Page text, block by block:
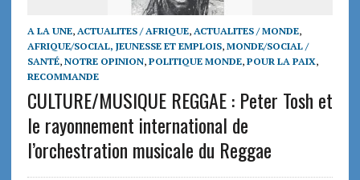
A LA UNE, ACTUALITES / AFRIQUE, ACTUALITES / MONDE,
AFRIQUE/SOCIAL, JEUNESSE ET EMPLOIS, MONDE/SOCIAL /
SANTÉ, NOTRE OPINION, POLITIQUE MONDE, POUR LA PAIX,
RECOMMANDE
CULTURE/MUSIQUE REGGAE : Peter Tosh et
le rayonnement international de
l’orchestration musicale du Reggae